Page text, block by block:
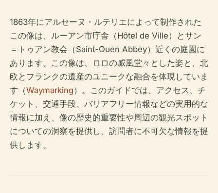
1863年にアルセーヌ・ルテリエによって制作された
この像は、ルーアン市庁舎（Hôtel de Ville）とサン
＝トゥアン教会（Saint-Ouen Abbey）近くの庭園に
あります。この像は、ロロの威風堂々とした姿と、北
欧とフランクの遺産のユニークな融合を体現していま
す（Waymarking）。このガイドでは、アクセス、チ
ケット、交通手段、バリアフリー情報などの実用的な
情報に加え、像の歴史的重要性や周辺の観光スポット
についての洞察を提供し、訪問者に不可欠な情報を提
供します。